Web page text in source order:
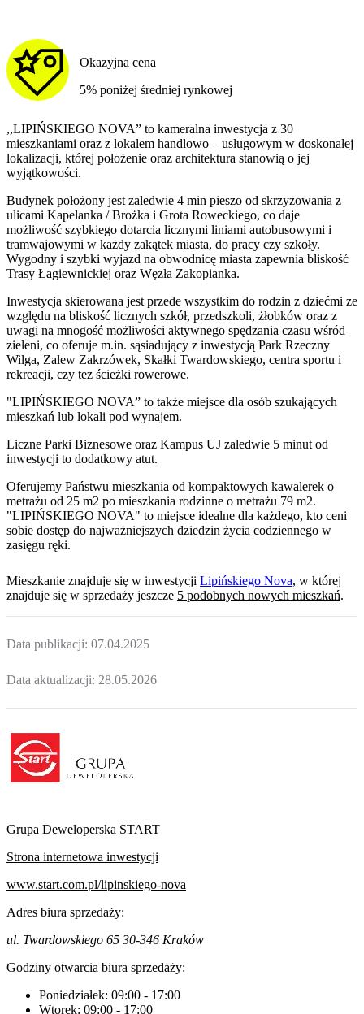
Okazyjna cena
5% poniżej średniej rynkowej
,,LIPIŃSKIEGO NOVA” to kameralna inwestycja z 30
mieszkaniami oraz z lokalem handlowo – usługowym w doskonałej
lokalizacji, której położenie oraz architektura stanowią o jej
wyjątkowości.
Budynek położony jest zaledwie 4 min pieszo od skrzyżowania z
ulicami Kapelanka / Brożka i Grota Roweckiego, co daje
możliwość szybkiego dotarcia licznymi liniami autobusowymi i
tramwajowymi w każdy zakątek miasta, do pracy czy szkoły.
Wygodny i szybki wyjazd na obwodnicę miasta zapewnia bliskość
Trasy Łagiewnickiej oraz Węzła Zakopianka.
Inwestycja skierowana jest przede wszystkim do rodzin z dziećmi ze
względu na bliskość licznych szkół, przedszkoli, żłobków oraz z
uwagi na mnogość możliwości aktywnego spędzania czasu wśród
zieleni, co oferuje m.in. sąsiadujący z inwestycją Park Rzeczny
Wilga, Zalew Zakrzówek, Skałki Twardowskiego, centra sportu i
rekreacji, czy tez ścieżki rowerowe.
"LIPIŃSKIEGO NOVA” to także miejsce dla osób szukających
mieszkań lub lokali pod wynajem.
Liczne Parki Biznesowe oraz Kampus UJ zaledwie 5 minut od
inwestycji to dodatkowy atut.
Oferujemy Państwu mieszkania od kompaktowych kawalerek o
metrażu od 25 m2 po mieszkania rodzinne o metrażu 79 m2.
"LIPIŃSKIEGO NOVA" to miejsce idealne dla każdego, kto ceni
sobie dostęp do najważniejszych dziedzin życia codziennego w
zasięgu ręki.
Mieszkanie znajduje się w inwestycji Lipińskiego Nova, w której
znajduje się w sprzedaży jeszcze 5 podobnych nowych mieszkań.
Data publikacji: 07.04.2025
Data aktualizacji: 28.05.2026
Grupa Deweloperska START
Strona internetowa inwestycji
www.start.com.pl/lipinskiego-nova
Adres biura sprzedaży:
ul. Twardowskiego 65 30-346 Kraków
Godziny otwarcia biura sprzedaży:
Poniedziałek: 09:00 - 17:00
Wtorek: 09:00 - 17:00